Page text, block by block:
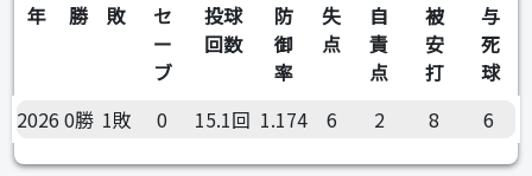
年 勝 敗
セ
ー
ブ
投球
回数
防
御
率
失
点
自
責
点
被
安
打
与
死
球
2026 0勝 1敗 0 15.1回 1.174 6 2 8 6